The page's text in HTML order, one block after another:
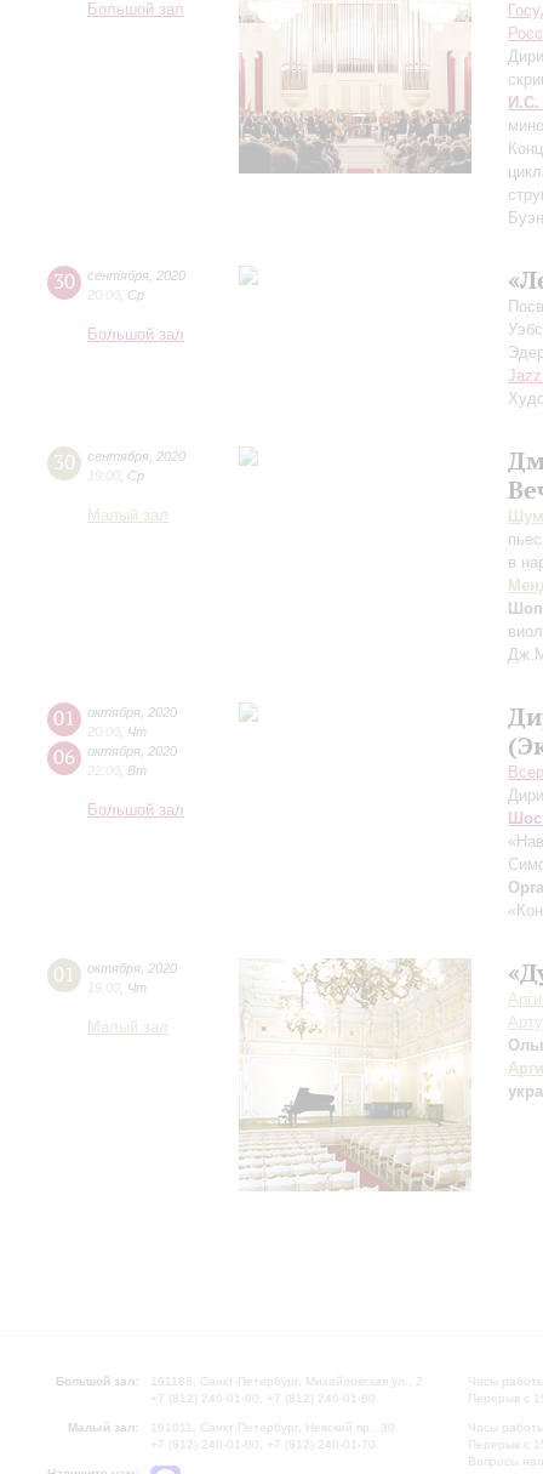
Большой зал
И.С.
30 сентября 2020
20:00 Ср
Большой зал
30 сентября 2020
19:00 Ср
Малый зал
в
01 октября 2020
20:00 Чт
06 октября 2020
22:00 Вт
Большой зал
01 октября 2020
19:00 Чт
Малый зал
Большой зал:
191186, Санкт-Петербург, Михайловская ул., 2
+7 (812) 240-01-00, +7 (812) 240-01-80
Малый зал:
191011, Санкт-Петербург, Невский пр., 30
+7 (812) 240-01-00, +7 (812) 240-01-70
Часы
Перерыв с
Часы
Перерыв с
Вопросы